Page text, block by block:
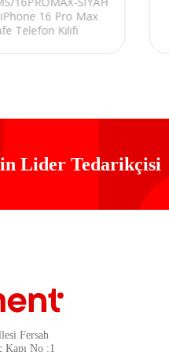
16 Pro Max
Telefon Kılıfı
Lider Tedarikçisi
Fersah
Kapı No :1